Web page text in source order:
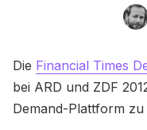
Die Financial Times
bei ARD und ZDF
Demand-Plattform zu